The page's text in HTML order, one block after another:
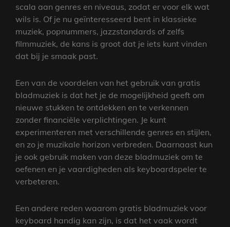
scala aan genres en niveaus, zodat er voor elk wat
wils is. Of je nu geïnteresseerd bent in klassieke
muziek, popnummers, jazzstandards of zelfs
filmmuziek, de kans is groot dat je iets kunt vinden
dat bij je smaak past.
Een van de voordelen van het gebruik van gratis
bladmuziek is dat het je de mogelijkheid geeft om
nieuwe stukken te ontdekken en te verkennen
zonder financiële verplichtingen. Je kunt
experimenteren met verschillende genres en stijlen,
en zo je muzikale horizon verbreden. Daarnaast kun
je ook gebruik maken van deze bladmuziek om te
oefenen en je vaardigheden als keyboardspeler te
verbeteren.
Een andere reden waarom gratis bladmuziek voor
keyboard handig kan zijn, is dat het vaak wordt